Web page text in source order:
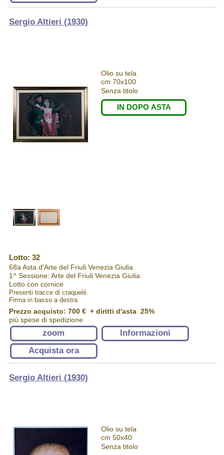
Sergio Altieri (1930)
Olio su tela
cm 70x100
Senza titolo
IN DOPO ASTA
Lotto: 32
68a Asta d'Arte del Friuli Venezia Giulia
1^ Sessione: Arte del Friuli Venezia Giulia
Lotto con cornice
Presenti tracce di craquelé.
Firma in basso a destra
Prezzo acquisto: 700 €+ diritti d'asta 25%
più spese di spedizione
zoom
Informazioni
Acquista ora
Sergio Altieri (1930)
Olio su tela
cm 50x40
Senza titolo